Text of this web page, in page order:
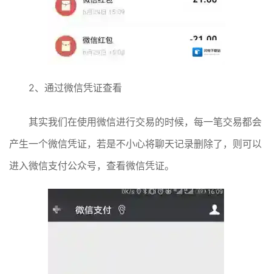
2、通过微信凭证查看
其实我们在使用微信进行交易的时候，每一笔交易都会
产生一个微信凭证，若是不小心将聊天记录删除了，则可以
进入微信支付公众号，查看微信凭证。